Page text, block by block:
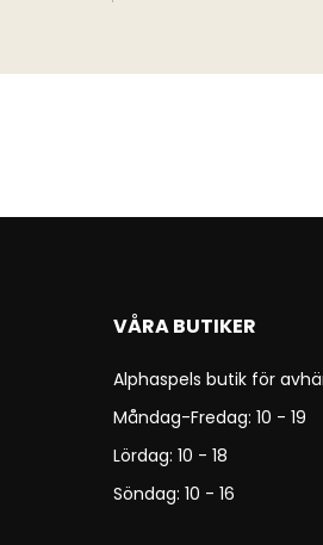
VÅRA BUTIKER
Alphaspels butik för
Måndag-Fredag: 10 - 19
Lördag: 10 - 18
Söndag: 10 - 16